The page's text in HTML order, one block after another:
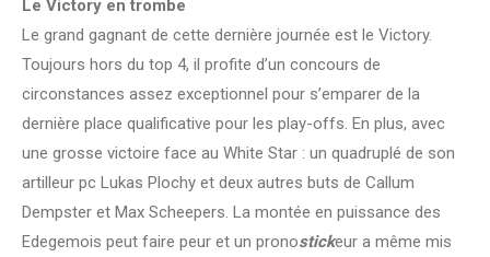
Le Victory en trombe
Le grand gagnant de cette dernière journée est le Victory.
Toujours hors du top 4, il profite d’un concours de
circonstances assez exceptionnel pour s’emparer de la
dernière place qualificative pour les play-offs. En plus, avec
une grosse victoire face au White Star : un quadruplé de son
artilleur pc Lukas Plochy et deux autres buts de Callum
Dempster et Max Scheepers. La montée en puissance des
Edegemois peut faire peur et un pronostickeur a même mis